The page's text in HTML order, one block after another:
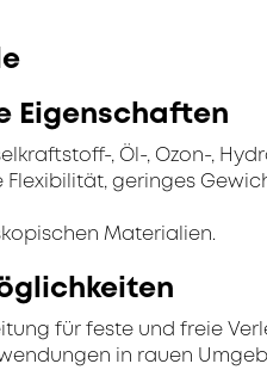
Eigenschaften
, Öl-, Ozon-,
geringes
Materialien.
für feste und freie
in rauen